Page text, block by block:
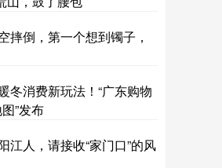
摔倒，第一个想到镯子，
冬消费新玩法！“广东购物
”发布
江人，请接收“家门口”的风